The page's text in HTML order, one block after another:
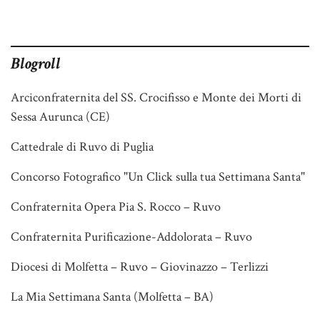
Blogroll
Arciconfraternita del SS. Crocifisso e Monte dei Morti di
Sessa Aurunca (CE)
Cattedrale di Ruvo di Puglia
Concorso Fotografico "Un Click sulla tua Settimana Santa"
Confraternita Opera Pia S. Rocco – Ruvo
Confraternita Purificazione-Addolorata – Ruvo
Diocesi di Molfetta – Ruvo – Giovinazzo – Terlizzi
La Mia Settimana Santa (Molfetta – BA)